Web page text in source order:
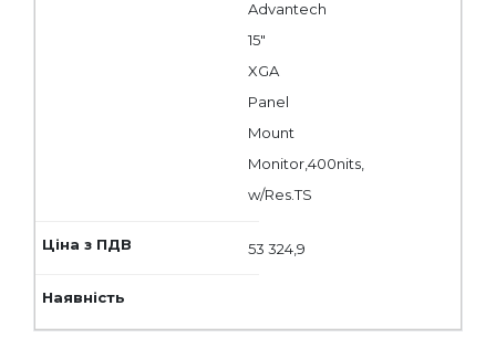
Advantech
15"
XGA
Panel
Mount
Monitor,400nits,
w/Res.TS
53 324,9